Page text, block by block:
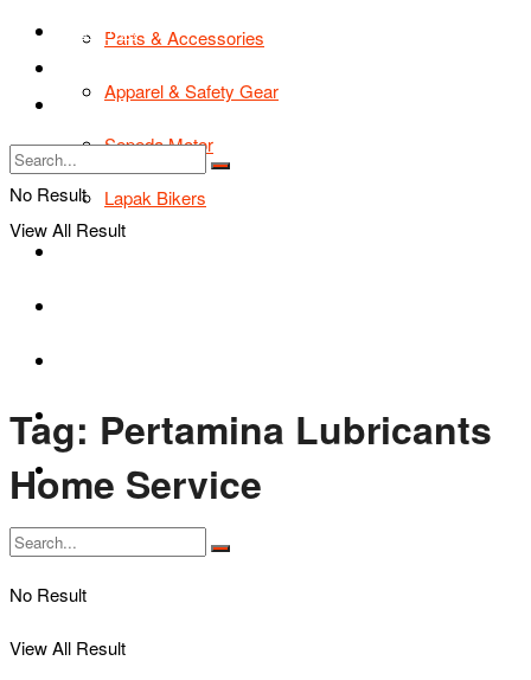
Parts & Accessories
Apparel & Safety Gear
Sepeda Motor
Lapak Bikers
Bikers Cars
Tentang Kami
No Result
View All Result
TIPS & TRIK
Tentang Kami
No Result
View All Result
Tag: Pertamina Lubricants
Home Service